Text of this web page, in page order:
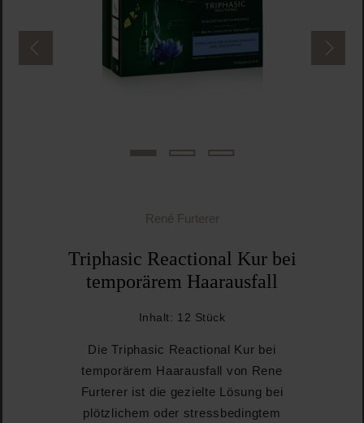
René Furterer
Triphasic Reactional Kur bei
temporärem Haarausfall
Inhalt: 12 Stück
Die Triphasic Reactional Kur bei
temporärem Haarausfall von Rene
Furterer ist die gezielte Lösung bei
plötzlichem oder stressbedingtem